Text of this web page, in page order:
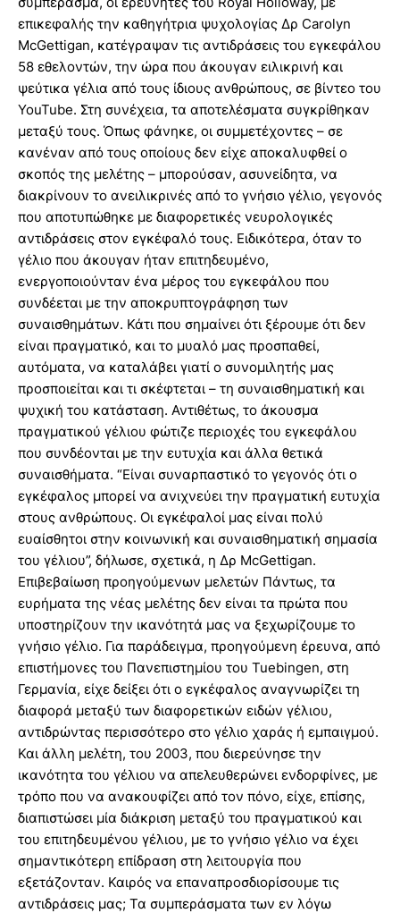
επικεφαλής την καθηγήτρια ψυχολογίας Δρ Carolyn
McGettigan, κατέγραψαν τις αντιδράσεις του εγκεφάλου
58 εθελοντών, την ώρα που άκουγαν ειλικρινή και
ψεύτικα γέλια από τους ίδιους ανθρώπους, σε βίντεο του
YouTube. Στη συνέχεια, τα αποτελέσματα συγκρίθηκαν
μεταξύ τους. Όπως φάνηκε, οι συμμετέχοντες – σε
κανέναν από τους οποίους δεν είχε αποκαλυφθεί ο
σκοπός της μελέτης – μπορούσαν, ασυνείδητα, να
διακρίνουν το ανειλικρινές από το γνήσιο γέλιο, γεγονός
που αποτυπώθηκε με διαφορετικές νευρολογικές
αντιδράσεις στον εγκέφαλό τους. Ειδικότερα, όταν το
γέλιο που άκουγαν ήταν επιτηδευμένο,
ενεργοποιούνταν ένα μέρος του εγκεφάλου που
συνδέεται με την αποκρυπτογράφηση των
συναισθημάτων. Κάτι που σημαίνει ότι ξέρουμε ότι δεν
είναι πραγματικό, και το μυαλό μας προσπαθεί,
αυτόματα, να καταλάβει γιατί ο συνομιλητής μας
προσποιείται και τι σκέφτεται – τη συναισθηματική και
ψυχική του κατάσταση. Αντιθέτως, το άκουσμα
πραγματικού γέλιου φώτιζε περιοχές του εγκεφάλου
που συνδέονται με την ευτυχία και άλλα θετικά
συναισθήματα. “Είναι συναρπαστικό το γεγονός ότι ο
εγκέφαλος μπορεί να ανιχνεύει την πραγματική ευτυχία
στους ανθρώπους. Οι εγκέφαλοί μας είναι πολύ
ευαίσθητοι στην κοινωνική και συναισθηματική σημασία
του γέλιου”, δήλωσε, σχετικά, η Δρ McGettigan.
Επιβεβαίωση προηγούμενων μελετών Πάντως, τα
ευρήματα της νέας μελέτης δεν είναι τα πρώτα που
υποστηρίζουν την ικανότητά μας να ξεχωρίζουμε το
γνήσιο γέλιο. Για παράδειγμα, προηγούμενη έρευνα, από
επιστήμονες του Πανεπιστημίου του Tuebingen, στη
Γερμανία, είχε δείξει ότι ο εγκέφαλος αναγνωρίζει τη
διαφορά μεταξύ των διαφορετικών ειδών γέλιου,
αντιδρώντας περισσότερο στο γέλιο χαράς ή εμπαιγμού.
Και άλλη μελέτη, του 2003, που διερεύνησε την
ικανότητα του γέλιου να απελευθερώνει ενδορφίνες, με
τρόπο που να ανακουφίζει από τον πόνο, είχε, επίσης,
διαπιστώσει μία διάκριση μεταξύ του πραγματικού και
του επιτηδευμένου γέλιου, με το γνήσιο γέλιο να έχει
σημαντικότερη επίδραση στη λειτουργία που
εξετάζονταν. Καιρός να επαναπροσδιορίσουμε τις
αντιδράσεις μας; Τα συμπεράσματα των εν λόγω